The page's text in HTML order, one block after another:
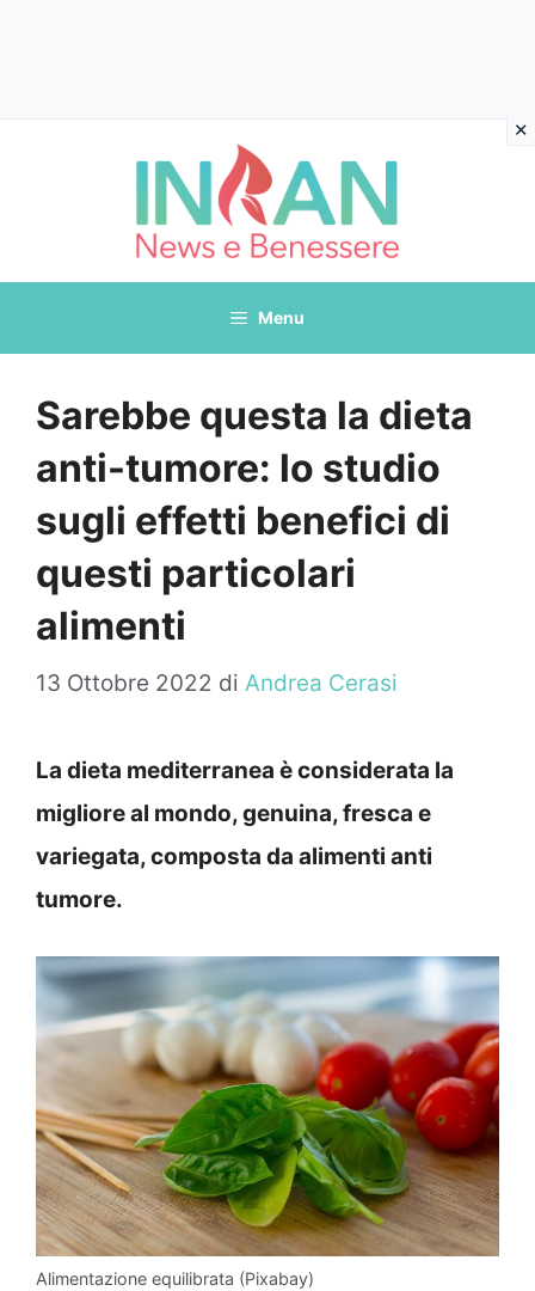
Menu
Sarebbe questa la dieta
anti-tumore: lo studio
sugli effetti benefici di
questi particolari
alimenti
13 Ottobre 2022 di Andrea Cerasi
La dieta mediterranea è considerata la
migliore al mondo, genuina, fresca e
variegata, composta da alimenti anti
tumore.
Alimentazione equilibrata (Pixabay)